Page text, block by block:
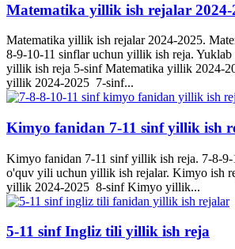
Matematika yillik ish rejalar 2024-
Matematika yillik ish rejalar 2024-2025.
8-9-10-11 sinflar uchun yillik ish reja. Yuklab
yillik ish reja 5-sinf Matematika yillik 2024-
yillik 2024-2025 7-sinf...
Kimyo fanidan 7-11 sinf yillik ish
Kimyo fanidan 7-11 sinf yillik ish reja. 7-8-
o'quv yili uchun yillik ish rejalar. Kimyo ish
yillik 2024-2025 8-sinf Kimyo yillik...
5-11 sinf Ingliz tili yillik ish reja